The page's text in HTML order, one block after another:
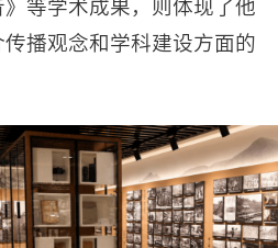
等学术成果，则体现了他
播观念和学科建设方面的